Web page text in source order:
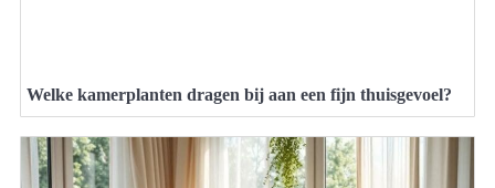
Welke kamerplanten dragen bij aan een fijn thuisgevoel?